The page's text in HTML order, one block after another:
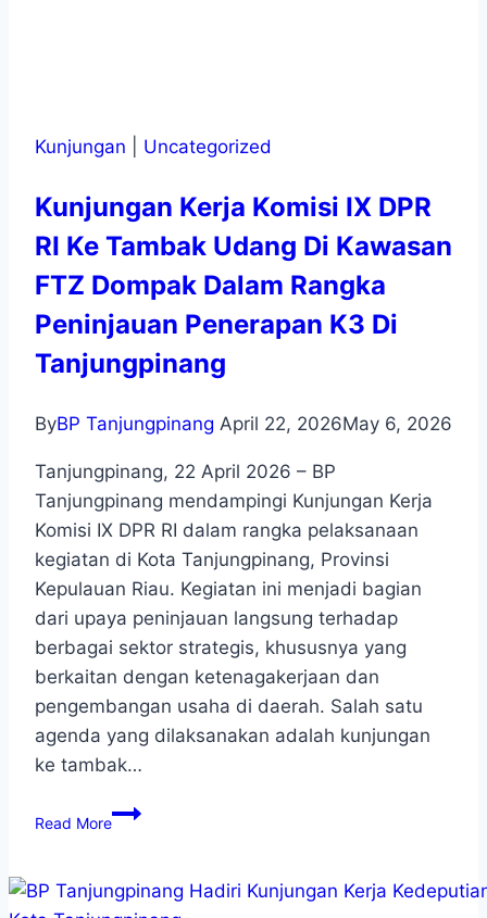
Kunjungan Uncategorized
Kunjungan Kerja Komisi IX DPR
RI Ke Tambak Udang Di Kawasan
FTZ Dompak Dalam Rangka
Peninjauan Penerapan K3 Di
Tanjungpinang
ByBP Tanjungpinang April 22, 2026May 6, 2026
Tanjungpinang, 22 April 2026 – BP
Tanjungpinang mendampingi Kunjungan Kerja
Komisi IX DPR RI dalam rangka pelaksanaan
kegiatan di Kota Tanjungpinang, Provinsi
Kepulauan Riau. Kegiatan ini menjadi bagian
dari upaya peninjauan langsung terhadap
berbagai sektor strategis, khususnya yang
berkaitan dengan ketenagakerjaan dan
pengembangan usaha di daerah. Salah satu
agenda yang dilaksanakan adalah kunjungan
ke tambak…
Read More